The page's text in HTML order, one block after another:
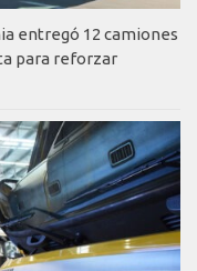
entregó 12 camiones
para reforzar